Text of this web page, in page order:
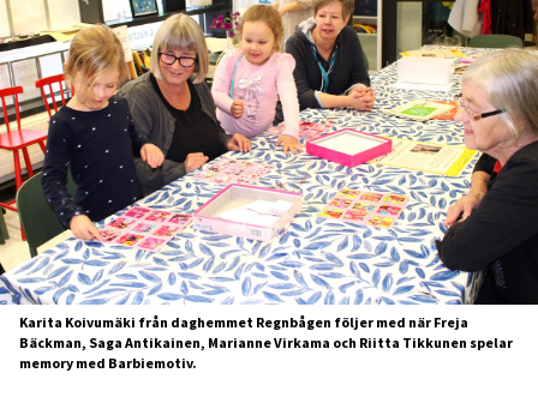
Karita Koivumäki från daghemmet Regnbågen följer med när Freja
Bäckman, Saga Antikainen, Marianne Virkama och Riitta Tikkunen spelar
memory med Barbiemotiv.